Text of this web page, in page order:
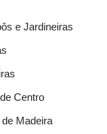
e Jardineiras
Centro
Madeira